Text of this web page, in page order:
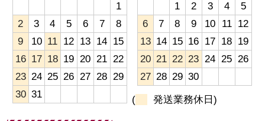
1
2
3 4 5 6 7
8
9
10 11 12 13 14 15
16 17 18 19 20 21 22
23 24 25 26 27 28 29
30 31
1
2 3 4
5
6
7 8 9 10 11
12
13 14 15 16 17 18 19
20 21 22 23 24 25 26
27 28 29 30
( 発送業務休日)